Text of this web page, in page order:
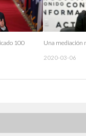
100
Una mediación
2020-03-06